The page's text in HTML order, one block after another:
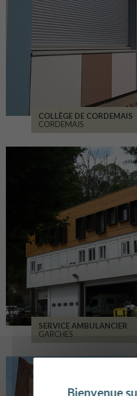
COLLÈGE DE CORDEMAIS
CORDEMAIS
SERVICE AMBULANCIER
GARCHES